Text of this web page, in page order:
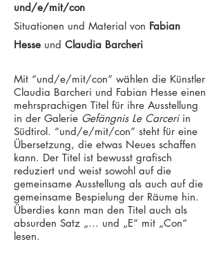
und/e/mit/con
Situationen und Material von Fabian
Hesse und Claudia Barcheri
Mit “und/e/mit/con” wählen die Künstler
Claudia Barcheri und Fabian Hesse einen
mehrsprachigen Titel für ihre Ausstellung
in der Galerie Gefängnis Le Carceriin
Südtirol. “und/e/mit/con” steht für eine
Über­setzung, die etwas Neues schaffen
kann. Der Titel ist bewusst grafisch
reduziert und weist sowohl auf die
gemeinsame Ausstellung als auch auf die
gemeinsame Bespielung der Räume hin.
Überdies kann man den Titel auch als
absurden Satz „... und „E“ mit „Con“
lesen.